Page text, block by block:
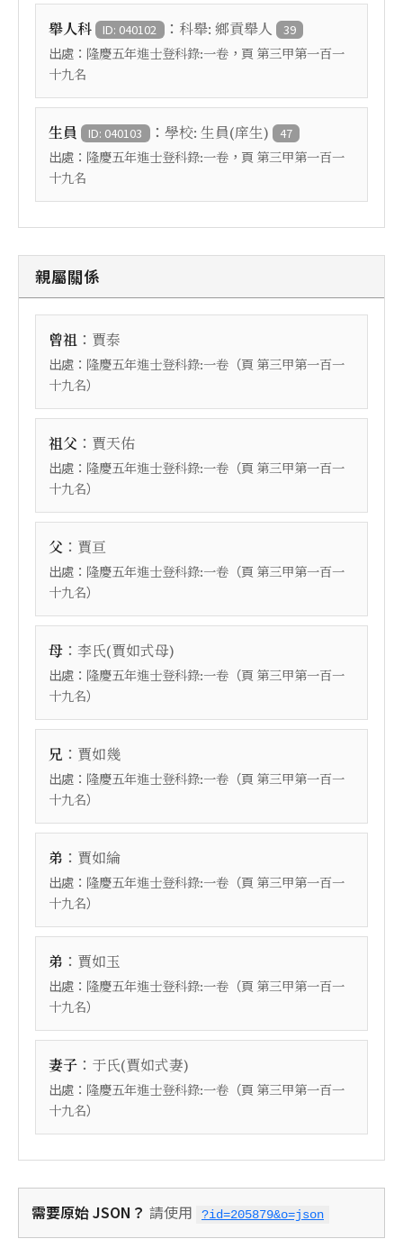
舉人科 ID: 040102 ： 科舉: 鄉貢舉人 39
出處： 隆慶五年進士登科錄:一卷 ，頁 第三甲第一百一
十九名
生員 ID: 040103 ： 學校: 生員(庠生) 47
出處： 隆慶五年進士登科錄:一卷 ，頁 第三甲第一百一
十九名
親屬關係
曾祖 ： 賈泰
出處： 隆慶五年進士登科錄:一卷 （頁 第三甲第一百一
十九名）
祖父 ： 賈天佑
出處： 隆慶五年進士登科錄:一卷 （頁 第三甲第一百一
十九名）
父 ： 賈亘
出處： 隆慶五年進士登科錄:一卷 （頁 第三甲第一百一
十九名）
母 ： 李氏(賈如式母)
出處： 隆慶五年進士登科錄:一卷 （頁 第三甲第一百一
十九名）
兄 ： 賈如幾
出處： 隆慶五年進士登科錄:一卷 （頁 第三甲第一百一
十九名）
弟 ： 賈如綸
出處： 隆慶五年進士登科錄:一卷 （頁 第三甲第一百一
十九名）
弟 ： 賈如玉
出處： 隆慶五年進士登科錄:一卷 （頁 第三甲第一百一
十九名）
妻子 ： 于氏(賈如式妻)
出處： 隆慶五年進士登科錄:一卷 （頁 第三甲第一百一
十九名）
需要原始 JSON？ 請使用 ?id=205879&o=json